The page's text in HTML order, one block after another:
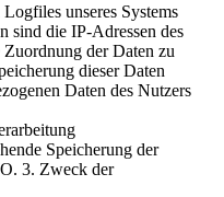
unseres Systems
sind die IP-Adressen des
der Daten zu
dieser Daten
Daten des Nutzers
Speicherung der
3. Zweck der